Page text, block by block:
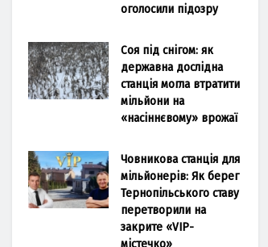
оголосили підозру
Соя під снігом: як
державна дослідна
станція могла втратити
мільйони на
«насіннєвому» врожаї
Човникова станція для
мільйонерів: Як берег
Тернопільського ставу
перетворили на
закрите «VIP-
містечко»